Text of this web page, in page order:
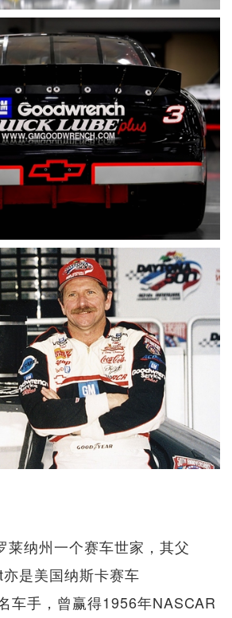
莱纳州一个赛车世家，其父
是美国纳斯卡赛车
车手，曾赢得1956年NASCAR